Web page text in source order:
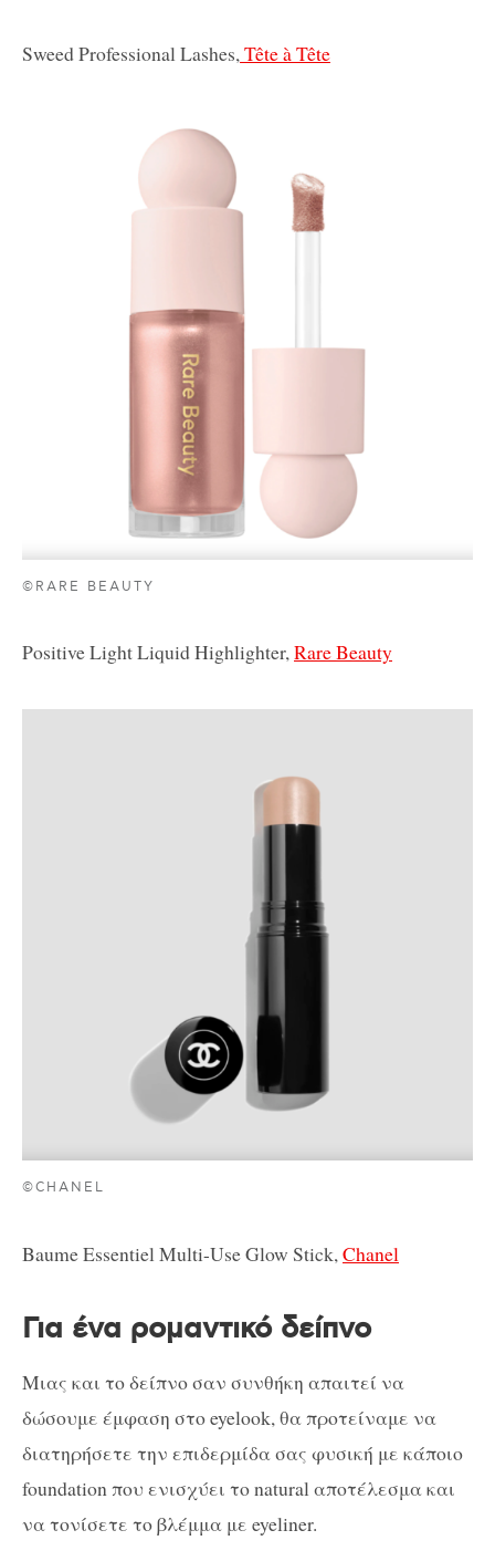
Sweed Professional Lashes, Tête à Tête
©RARE BEAUTY
Positive Light Liquid Highlighter,Rare Beauty
©CHANEL
Baume Essentiel Multi-Use Glow Stick, Chanel
Για ένα ρομαντικό δείπνο
Μιας και το δείπνο σαν συνθήκη απαιτεί να
δώσουμε έμφαση στο eyelook, θα προτείναμε να
διατηρήσετε την επιδερμίδα σας φυσική με κάποιο
foundation που ενισχύει το natural αποτέλεσμα και
να τονίσετε το βλέμμα με eyeliner.